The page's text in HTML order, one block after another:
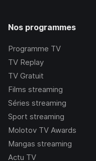
Nos programmes
Programme TV
TV Replay
TV Gratuit
Films streaming
Séries streaming
Sport streaming
Molotov TV Awards
Mangas streaming
Actu TV